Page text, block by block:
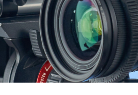
10.07.2026
Anerkennung für innovative
ausgezeichnet
14.07.2026
Justiz der Zukunft gemeinsam
zieht positive Bilanz des Projekts
Nordrhein-Westfalen